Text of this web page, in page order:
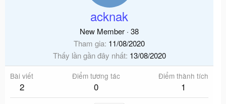
acknak
New Member · 38
Tham gia 11/08/2020
Thấy lần gần đây nhất 13/08/2020
Bài viết
2
Điểm tương tác
0
Điểm thành tích
1